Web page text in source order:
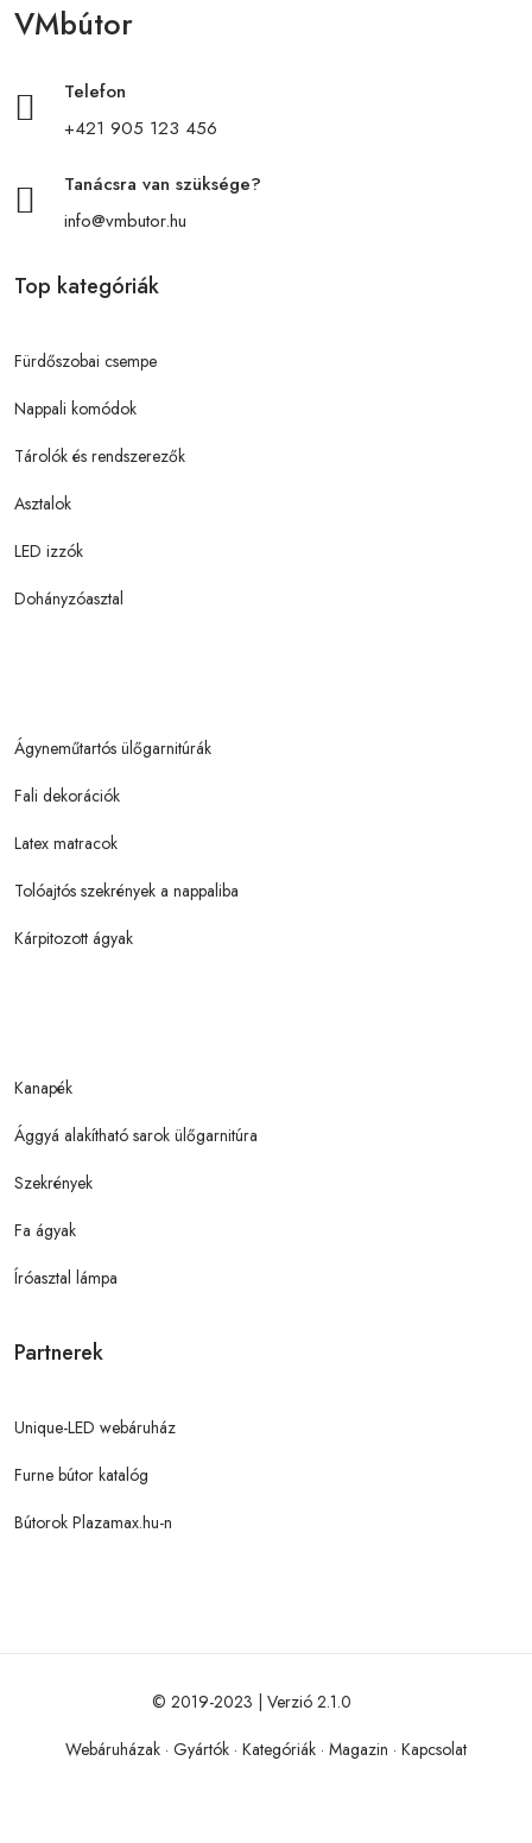
VMbútor
Telefon
+421 905 123 456
Tanácsra van szüksége?
info@vmbutor.hu
Top kategóriák
Fürdőszobai csempe
Nappali komódok
Tárolók és rendszerezők
Asztalok
LED izzók
Dohányzóasztal
Ágyneműtartós ülőgarnitúrák
Fali dekorációk
Latex matracok
Tolóajtós szekrények a nappaliba
Kárpitozott ágyak
Kanapék
Ággyá alakítható sarok ülőgarnitúra
Szekrények
Fa ágyak
Íróasztal lámpa
Partnerek
Unique-LED webáruház
Furne bútor katalóg
Bútorok Plazamax.hu-n
© 2019-2023 | Verzió 2.1.0
Webáruházak · Gyártók · Kategóriák · Magazin · Kapcsolat